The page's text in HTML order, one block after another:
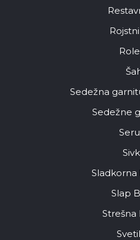
Sedežna
Sedežne
Slap
Strešna